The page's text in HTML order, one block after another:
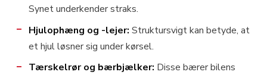
Synet underkender straks.
Hjulophæng og -lejer: Struktursvigt kan betyde, at
et hjul løsner sig under kørsel.
Tærskelrør og bærbjælker: Disse bærer bilens